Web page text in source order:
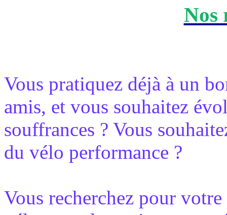
Nos
Vous pratiquez déjà à un
amis, et vous souhaitez
souffrances ? Vous
du vélo performance ?
Vous recherchez pour